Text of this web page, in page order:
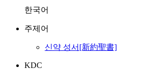
한국어
주제어
신약 성서[新約聖書]
KDC